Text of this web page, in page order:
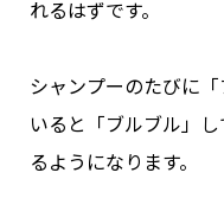
れるはずです。
シャンプーのたびに
いると「ブルブル」
るようになります。